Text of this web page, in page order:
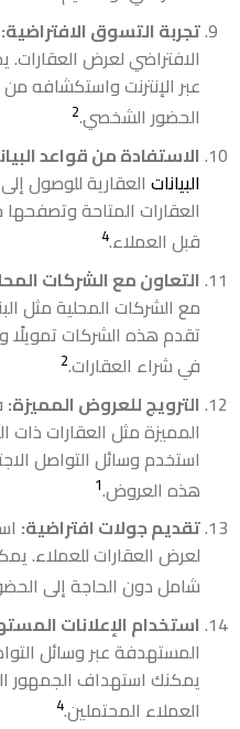
تجربة التسوق الافتراضية:
الافتراضي لعرض العقارات.
عبر الإنترنت واستكشافه
الحضور الشخصي.2
الاستفادة من قواعد
البياناتالعقارية للوصول
العقارات المتاحة
قبل العملاء.4
التعاون مع الشركات
مع الشركات المحلية مثل
تقدم هذه الشركات تمويلًا
في شراء العقارات.2
الترويج للعروض المميزة:
المميزة مثل العقارات ذات
استخدم وسائل التواصل
هذه العروض.1
تقديم جولات افتراضية:
لعرض العقارات للعملاء.
شامل دون الحاجة إلى
استخدام الإعلانات
المستهدفة عبر وسائل
يمكنك استهداف الجمهور
العملاء المحتملين.4